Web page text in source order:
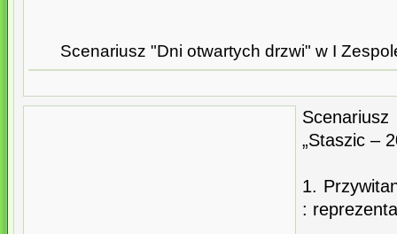
Scenariusz "Dni otwartych drzwi" w I
„Staszic –
1.
: